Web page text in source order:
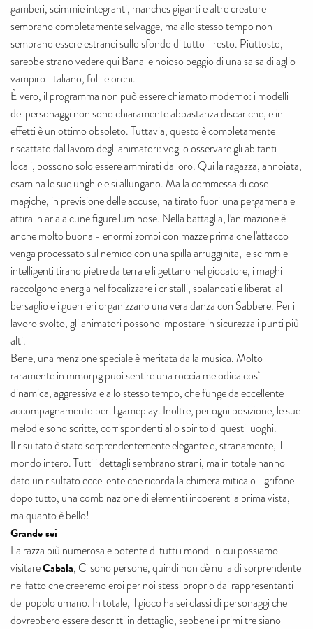
gamberi, scimmie integranti, manches giganti e altre creature
sembrano completamente selvagge, ma allo stesso tempo non
sembrano essere estranei sullo sfondo di tutto il resto. Piuttosto,
sarebbe strano vedere qui Banal e noioso peggio di una salsa di aglio
vampiro-italiano, folli e orchi.
È vero, il programma non può essere chiamato moderno: i modelli
dei personaggi non sono chiaramente abbastanza discariche, e in
effetti è un ottimo obsoleto. Tuttavia, questo è completamente
riscattato dal lavoro degli animatori: voglio osservare gli abitanti
locali, possono solo essere ammirati da loro. Qui la ragazza, annoiata,
esamina le sue unghie e si allungano. Ma la commessa di cose
magiche, in previsione delle accuse, ha tirato fuori una pergamena e
attira in aria alcune figure luminose. Nella battaglia, l'animazione è
anche molto buona - enormi zombi con mazze prima che l'attacco
venga processato sul nemico con una spilla arrugginita, le scimmie
intelligenti tirano pietre da terra e li gettano nel giocatore, i maghi
raccolgono energia nel focalizzare i cristalli, spalancati e liberati al
bersaglio e i guerrieri organizzano una vera danza con Sabbere. Per il
lavoro svolto, gli animatori possono impostare in sicurezza i punti più
alti.
Bene, una menzione speciale è meritata dalla musica. Molto
raramente in mmorpg puoi sentire una roccia melodica così
dinamica, aggressiva e allo stesso tempo, che funge da eccellente
accompagnamento per il gameplay. Inoltre, per ogni posizione, le sue
melodie sono scritte, corrispondenti allo spirito di questi luoghi.
Il risultato è stato sorprendentemente elegante e, stranamente, il
mondo intero. Tutti i dettagli sembrano strani, ma in totale hanno
dato un risultato eccellente che ricorda la chimera mitica o il grifone -
dopo tutto, una combinazione di elementi incoerenti a prima vista,
ma quanto è bello!
Grande sei
La razza più numerosa e potente di tutti i mondi in cui possiamo
visitareCabala, Ci sono persone, quindi non c'è nulla di sorprendente
nel fatto che creeremo eroi per noi stessi proprio dai rappresentanti
del popolo umano. In totale, il gioco ha sei classi di personaggi che
dovrebbero essere descritti in dettaglio, sebbene i primi tre siano